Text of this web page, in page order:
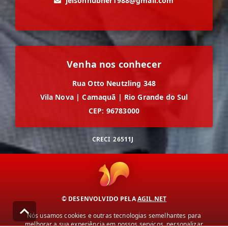
Venha nos conhecer
Rua Otto Neutzling 348
Vila Nova | Camaquã | Rio Grande do Sul
CEP: 96783000
CRECI 26511J
© DESENVOLVIDO PELAAGIL.NET
Nós usamos cookies e outras tecnologias semelhantes para
melhorar a sua experiência em nossos serviços, personalizar